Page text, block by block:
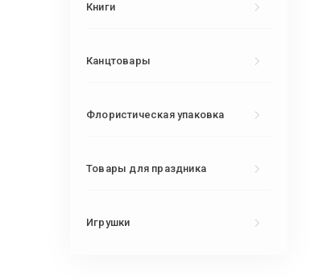
Книги
Канцтовары
Флористическая упаковка
Товары для праздника
Игрушки